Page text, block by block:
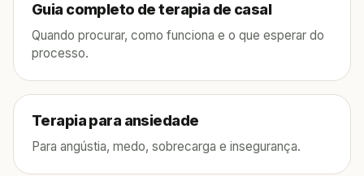
Guia completo de terapia de casal
Quando procurar, como funciona e o que esperar do
processo.
Terapia para ansiedade
Para angústia, medo, sobrecarga e insegurança.